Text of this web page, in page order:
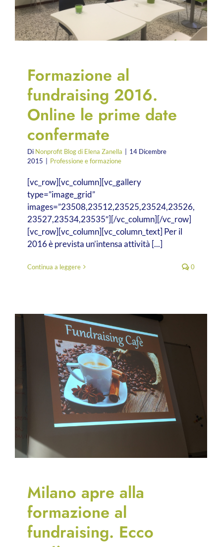
Formazione al
fundraising 2016.
Online le prime date
confermate
Di Nonprofit Blog di Elena Zanella
14 Dicembre
2015
Professione e formazione
[vc_row][vc_column][vc_gallery
type=”image_grid”
images=”23508,23512,23525,23524,23526,
23527,23534,23535″][/vc_column][/vc_row]
[vc_row][vc_column][vc_column_text] Per il
2016 è prevista un’intensa attività [...]
Continua a leggere 0
Milano apre alla
formazione al
fundraising. Ecco